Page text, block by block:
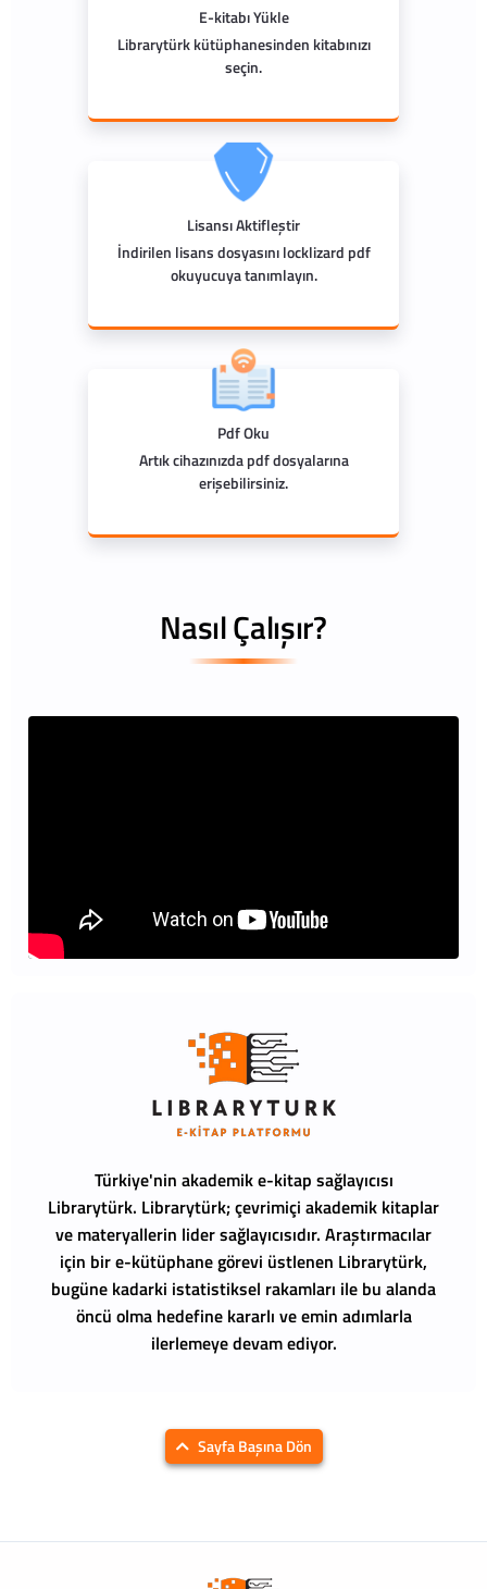
E-kitabı Yükle
Librarytürk kütüphanesinden kitabınızı
seçin.
Lisansı Aktifleştir
İndirilen lisans dosyasını locklizard pdf
okuyucuya tanımlayın.
Pdf Oku
Artık cihazınızda pdf dosyalarına
erişebilirsiniz.
Nasıl Çalışır?
Türkiye'nin akademik e-kitap sağlayıcısı
Librarytürk. Librarytürk; çevrimiçi akademik kitaplar
ve materyallerin lider sağlayıcısıdır. Araştırmacılar
için bir e-kütüphane görevi üstlenen Librarytürk,
bugüne kadarki istatistiksel rakamları ile bu alanda
öncü olma hedefine kararlı ve emin adımlarla
ilerlemeye devam ediyor.
Sayfa Başına Dön